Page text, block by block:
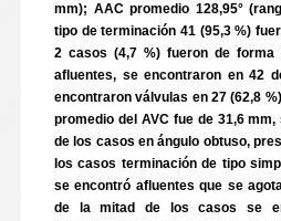
mm); AAC promedio 128,95°
tipo de terminación 41 (95,3 %)
2 casos (4,7 %) fueron de forma
afluentes, se encontraron en 42
encontraron válvulas en 27 (62,8
promedio del AVC fue de 31,6
de los casos en ángulo obtuso,
los casos terminación de tipo
se encontró afluentes que se
de la mitad de los casos se